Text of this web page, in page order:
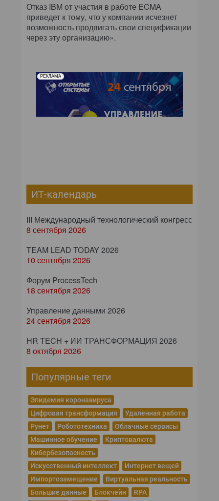
Отказ IBM от участия в работе ECMA
приведет к тому, что у компании исчезнет
возможность продвигать свои спецификации
через эту организацию».
РЕКЛАМА
ИТ-календарь
III Международный технологический конгресс
8 сентября 2026
TEAM LEAD TODAY 2026
10 сентября 2026
Форум ProcessTech
18 сентября 2026
Управление данными 2026
24 сентября 2026
HR TECH + ИИ ТРАНСФОРМАЦИЯ 2026
8 октября 2026
Популярные теги
Эпидемия коронавируса
Цифровая трансформация
Удаленная работа
Рунет
Робототехника
Облачные сервисы
Машинное обучение
Криптовалюта
Кибербезопасность
Искусственный интеллект
Интернет вещей
Импортозамещение
Виртуальная реальность
Большие данные
Блокчейн
RPA